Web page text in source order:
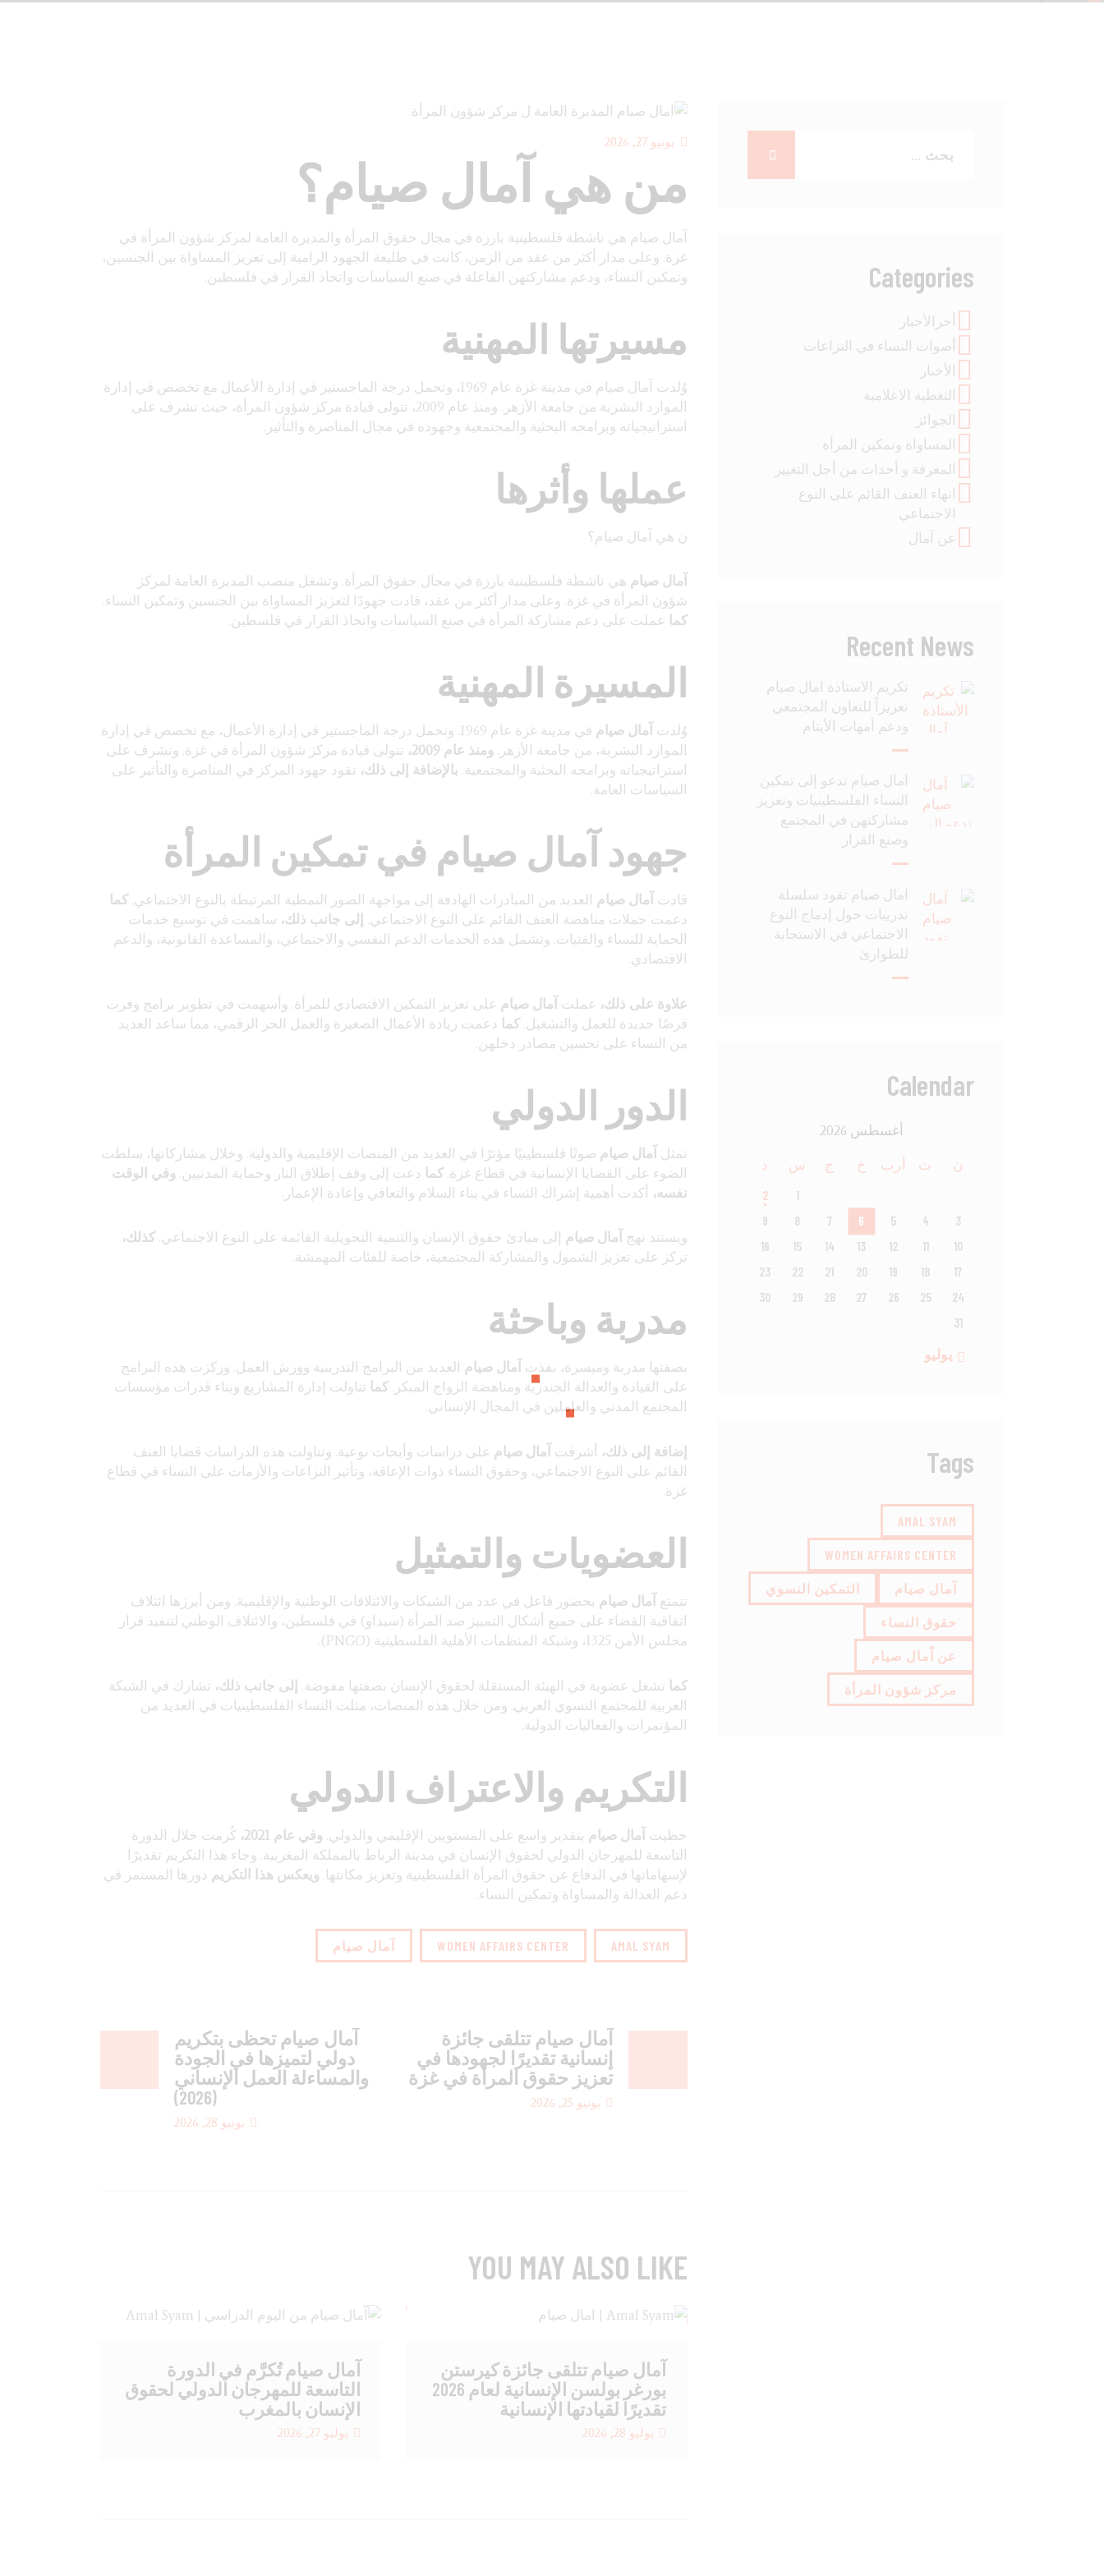
يونيو 27, 2026
من هي آمال صيام؟
آمال صيام هي ناشطة فلسطينية بارزة في مجال حقوق المرأة والمديرة العامة لمركز شؤون المرأة في
غزة. وعلى مدار أكثر من عقد من الزمن، كانت في طليعة الجهود الرامية إلى تعزيز المساواة بين الجنسين،
وتمكين النساء، ودعم مشاركتهن الفاعلة في صنع السياسات واتخاذ القرار في فلسطين.
مسيرتها المهنية
وُلدت آمال صيام في مدينة غزة عام 1969، وتحمل درجة الماجستير في إدارة الأعمال مع تخصص في إدارة
الموارد البشرية من جامعة الأزهر. ومنذ عام 2009، تتولى قيادة مركز شؤون المرأة، حيث تشرف على
استراتيجياته وبرامجه البحثية والمجتمعية وجهوده في مجال المناصرة والتأثير.
عملها وأثرها
ن هي آمال صيام؟
آمال صيام هي ناشطة فلسطينية بارزة في مجال حقوق المرأة. وتشغل منصب المديرة العامة لمركز
شؤون المرأة في غزة. وعلى مدار أكثر من عقد، قادت جهودًا لتعزيز المساواة بين الجنسين وتمكين النساء.
كما عملت على دعم مشاركة المرأة في صنع السياسات واتخاذ القرار في فلسطين.
المسيرة المهنية
وُلدت آمال صيام
في مدينة غزة عام 1969. وتحمل درجة الماجستير في إدارة الأعمال، مع تخصص في إدارة
الموارد البشرية، من جامعة الأزهر. ومنذ عام 2009،
تتولى قيادة مركز شؤون المرأة في غزة. وتشرف على
استراتيجياته وبرامجه البحثية والمجتمعية. بالإضافة إلى ذلك، تقود جهود المركز في المناصرة والتأثير على
السياسات العامة.
جهود آمال صيام في تمكين المرأة
قادت آمال صيام العديد من المبادرات الهادفة إلى مواجهة الصور النمطية المرتبطة بالنوع الاجتماعي.كما
دعمت حملات مناهضة العنف القائم على النوع الاجتماعي. إلى جانب ذلك، ساهمت في توسيع خدمات
الحماية للنساء والفتيات. وتشمل هذه الخدمات الدعم النفسي والاجتماعي، والمساعدة القانونية، والدعم
الاقتصادي.
علاوة على ذلك، عملت آمال صيام على تعزيز التمكين الاقتصادي للمرأة. وأسهمت في تطوير برامج وفرت
فرصًا جديدة للعمل والتشغيل.كما دعمت ريادة الأعمال الصغيرة والعمل الحر الرقمي، مما ساعد العديد
من النساء على تحسين مصادر دخلهن.
الدور الدولي
تمثل آمال صيام صوتًا فلسطينيًا مؤثرًا في العديد من المنصات الإقليمية والدولية. وخلال مشاركاتها، سلطت
الضوء على القضايا الإنسانية في قطاع غزة.كما دعت إلى وقف إطلاق النار وحماية المدنيين. وفي الوقت
نفسه، أكدت أهمية إشراك النساء في بناء السلام والتعافي وإعادة الإعمار.
ويستند نهج آمال صيام إلى مبادئ حقوق الإنسان والتنمية التحويلية القائمة على النوع الاجتماعي.كذلك،
تركز على تعزيز الشمول والمشاركة المجتمعية، خاصة للفئات المهمشة.
مدربة وباحثة
بصفتها مدربة وميسرة، نفذت آمال صيام العديد من البرامج التدريبية وورش العمل. وركزت هذه البرامج
على القيادة والعدالة الجندرية ومناهضة الزواج المبكر.كما تناولت إدارة المشاريع وبناء قدرات مؤسسات
المجتمع المدني والعاملين في المجال الإنساني.
إضافة إلى ذلك، أشرفت آمال صيام على دراسات وأبحاث نوعية. وتناولت هذه الدراسات قضايا العنف
القائم على النوع الاجتماعي، وحقوق النساء ذوات الإعاقة، وتأثير النزاعات والأزمات على النساء في قطاع
غزة.
العضويات والتمثيل
تتمتع آمال صيام بحضور فاعل في عدد من الشبكات والائتلافات الوطنية والإقليمية. ومن أبرزها ائتلاف
اتفاقية القضاء على جميع أشكال التمييز ضد المرأة (سيداو) في فلسطين، والائتلاف الوطني لتنفيذ قرار
مجلس الأمن 1325، وشبكة المنظمات الأهلية الفلسطينية (PNGO).
كما تشغل عضوية في الهيئة المستقلة لحقوق الإنسان بصفتها مفوضة. إلى جانب ذلك، تشارك في الشبكة
العربية للمجتمع النسوي العربي. ومن خلال هذه المنصات، مثلت النساء الفلسطينيات في العديد من
المؤتمرات والفعاليات الدولية.
التكريم والاعتراف الدولي
حظيت آمال صيام بتقدير واسع على المستويين الإقليمي والدولي. وفي عام 2021،
كُرمت خلال الدورة
التاسعة للمهرجان الدولي لحقوق الإنسان في مدينة الرباط بالمملكة المغربية. وجاء هذا التكريم تقديرًا
لإسهاماتها في الدفاع عن حقوق المرأة الفلسطينية وتعزيز مكانتها. ويعكس هذا التكريم دورها المستمر في
دعم العدالة والمساواة وتمكين النساء.
AMAL SYAM
WOMEN AFFAIRS CENTER آمال صيام
آمال صيام تتلقى جائزة
إنسانية تقديرًا لجهودها في
تعزيز حقوق المرأة في غزة
يونيو 25, 2026
آمال صيام تحظى بتكريم
دولي لتميزها في الجودة
والمساءلة العمل الإنساني
(2026)
يونيو 28, 2026
YOU MAY ALSO LIKE
آمال صيام تتلقى جائزة كيرستن
بورغر بولسن الإنسانية لعام 2026
تقديرًا لقيادتها الإنسانية
يوليو 28, 2026
آمال صيام تُكرَّم في الدورة
التاسعة للمهرجان الدولي لحقوق
الإنسان بالمغرب
يوليو 27, 2026
Categories
أخرالأخبار
أصوات النساء في النزاعات
الأخبار
التغطية الاعلامية
الجوائز
المساواة وتمكين المرأة
المعرفة و أحداث من أجل التغيير
انهاء العنف القائم على النوع
الاجتماعي
عن آمال
Recent News
تكريم الأستاذة آمال صيام
تعزيزاً للتعاون المجتمعي
ودعم أمهات الأيتام
آمال صيام تدعو إلى تمكين
النساء الفلسطينيات وتعزيز
مشاركتهن في المجتمع
وصنع القرار
آمال صيام تقود سلسلة
تدريبات حول إدماج النوع
الاجتماعي في الاستجابة
للطوارئ
Calendar
أغسطس 2026
ن ث أرب خ ج س د
1
2
3
4
5
6
7
8
9
10
11
12
13
14
15
16
17
18
19
20
21
22
23
24
25
26
27
28
29
30
31
« يوليو
Tags
AMAL SYAM
WOMEN AFFAIRS CENTER
آمال صيام التمكين النسوي
حقوق النساء
عن اّمال صيام
مركز شؤون المرأة